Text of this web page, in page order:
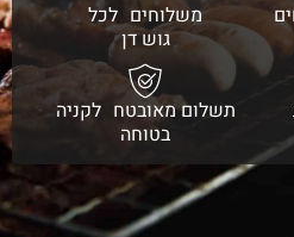
משלוחים לכל
גוש דן
תשלום מאובטח לקניה
בטוחה